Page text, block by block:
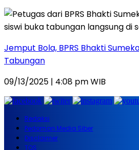
Jemput Bola, BPRS Bhakti
Tabungan
09/13/2025 | 4:08 pm WIB
Redaksi
Pedoman Media Siber
Disclaimer
TOS